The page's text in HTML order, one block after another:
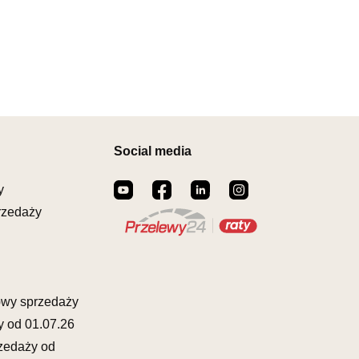
orion@wphw.pl
Najniższa cena sprzedawcy z
TED
4
sprzedaży
od 01.07.26
od
Social media